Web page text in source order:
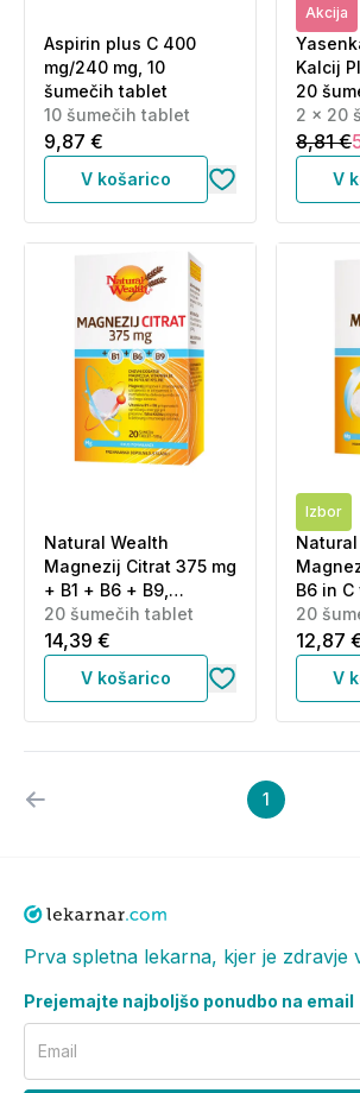
Aspirin plus C 400
mg/240 mg, 10
šumečih tablet
10 šumečih tablet
9,87 €
V košarico
Akcija
Kalcij
20
2 x 20
8,81 €
V
Natural Wealth
Magnezij Citrat 375 mg
+ B1 + B6 + B9,
šumeče tablete (20
tablet)
20 šumečih tablet
14,39 €
V košarico
Izbor
B6 in C
tablet)
20
12,87
V
1
Prva spletna lekarna, kjer je zdravje
Prejemajte najboljšo ponudbo na email
Email